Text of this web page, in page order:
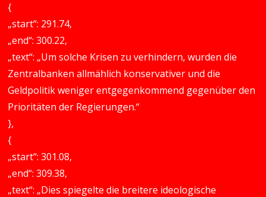
{
„start“: 291.74,
„end“: 300.22,
„text“: „Um solche Krisen zu verhindern, wurden die
Zentralbanken allmählich konservativer und die
Geldpolitik weniger entgegenkommend gegenüber den
Prioritäten der Regierungen.“
},
{
„start“: 301.08,
„end“: 309.38,
„text“: „Dies spiegelte die breitere ideologische